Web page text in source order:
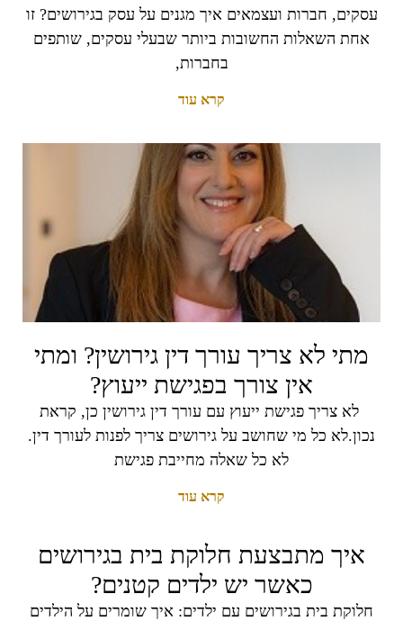
עסקים, חברות ועצמאים איך מגנים על עסק בגירושים? זו
אחת השאלות החשובות ביותר שבעלי עסקים, שותפים
בחברות,
קרא עוד
מתי לא צריך עורך דין גירושין? ומתי
אין צורך בפגישת ייעוץ?
לא צריך פגישת ייעוץ עם עורך דין גירושין כן, קראת
נכון.לא כל מי שחושב על גירושים צריך לפנות לעורך דין.
לא כל שאלה מחייבת פגישת
קרא עוד
איך מתבצעת חלוקת בית בגירושים
כאשר יש ילדים קטנים?
חלוקת בית בגירושים עם ילדים: איך שומרים על הילדים